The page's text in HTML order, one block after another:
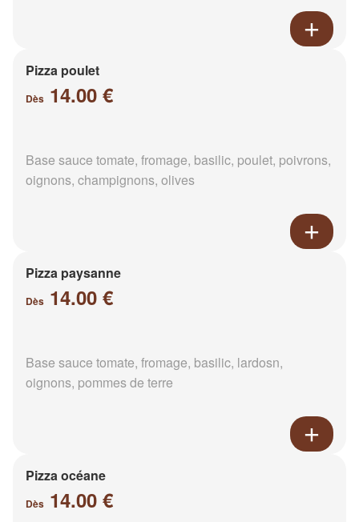
Pizza poulet
Dès 14.00 €
Base sauce tomate, fromage, basilic, poulet, poivrons,
oignons, champignons, olives
Pizza paysanne
Dès 14.00 €
Base sauce tomate, fromage, basilic, lardosn,
oignons, pommes de terre
Pizza océane
Dès 14.00 €